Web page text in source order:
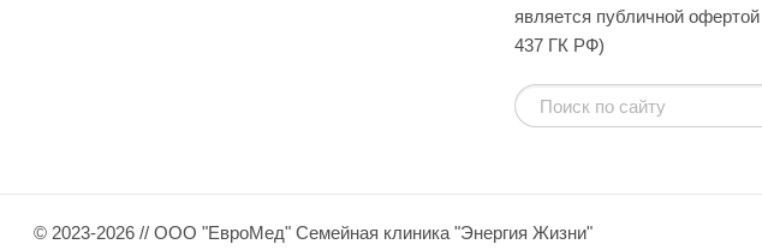
является публичной
437 ГК РФ)
© 2023-2026 // ООО "ЕвроМед" Семейная клиника "Энергия Жизни"